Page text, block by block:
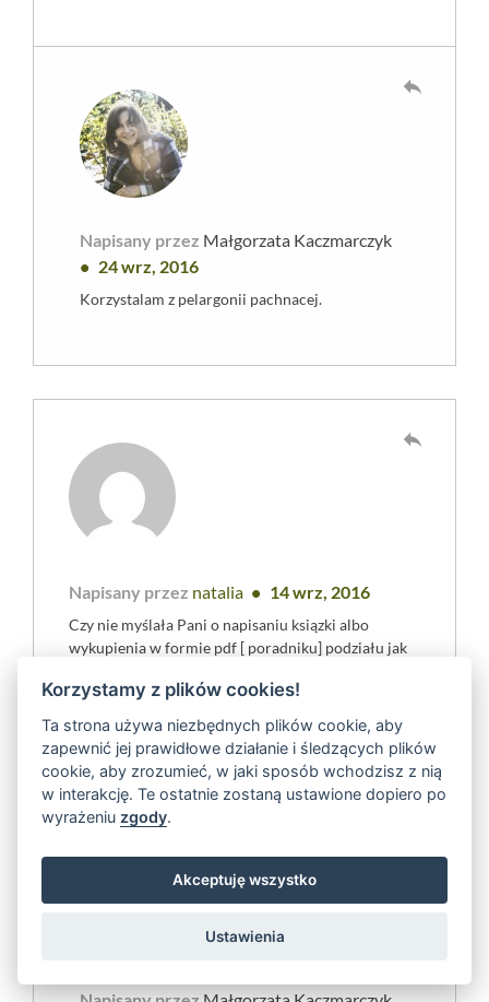
Napisany przez Małgorzata Kaczmarczyk
24 wrz, 2016
Korzystalam z pelargonii pachnacej.
reply
Napisany przez natalia 14 wrz, 2016
Czy nie myślała Pani o napisaniu ksiązki albo
wykupienia w formie pdf [ poradniku] podziału jak
drogocenne itp. oczywiście takie przykłady
dotknięte moje , nie mogę jeżdzić na Pani warsztaty
a chciałabym w domu móc działać.
reply
Korzystamy z plików cookies!
Ta strona używa niezbędnych plików cookie, aby
zapewnić jej prawidłowe działanie i śledzących plików
cookie, aby zrozumieć, w jaki sposób wchodzisz z nią
w interakcję. Te ostatnie zostaną ustawione dopiero po
wyrażeniu zgody.
Akceptuję wszystko
Ustawienia